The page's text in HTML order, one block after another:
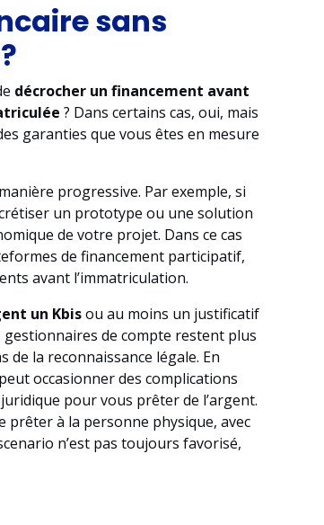
sans
décrocher un financement avant
? Dans certains cas, oui, mais
garanties que vous êtes en mesure
progressive. Par exemple, si
un prototype ou une solution
de votre projet. Dans ce cas
de financement participatif,
avant l’immatriculation.
un Kbisou au moins un justificatif
de compte restent plus
de la reconnaissance légale. En
occasionner des complications
pour vous prêter de l’argent.
prêter à la personne physique, avec
n’est pas toujours favorisé,